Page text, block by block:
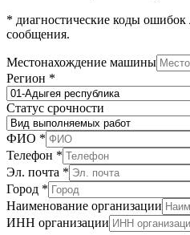
* диагностические коды
сообщения.
Местонахождение машины
Регион *
Статус срочности
ФИО *
Телефон *
Эл. почта *
Город *
Наименование организации
ИНН организации